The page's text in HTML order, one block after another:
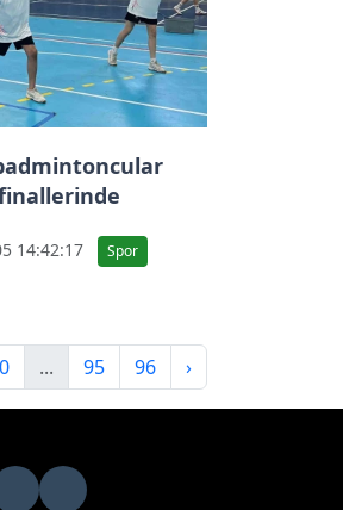
badmintoncular
14:42:17 Spor
... 95 96 ›